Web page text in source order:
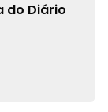
do Diário